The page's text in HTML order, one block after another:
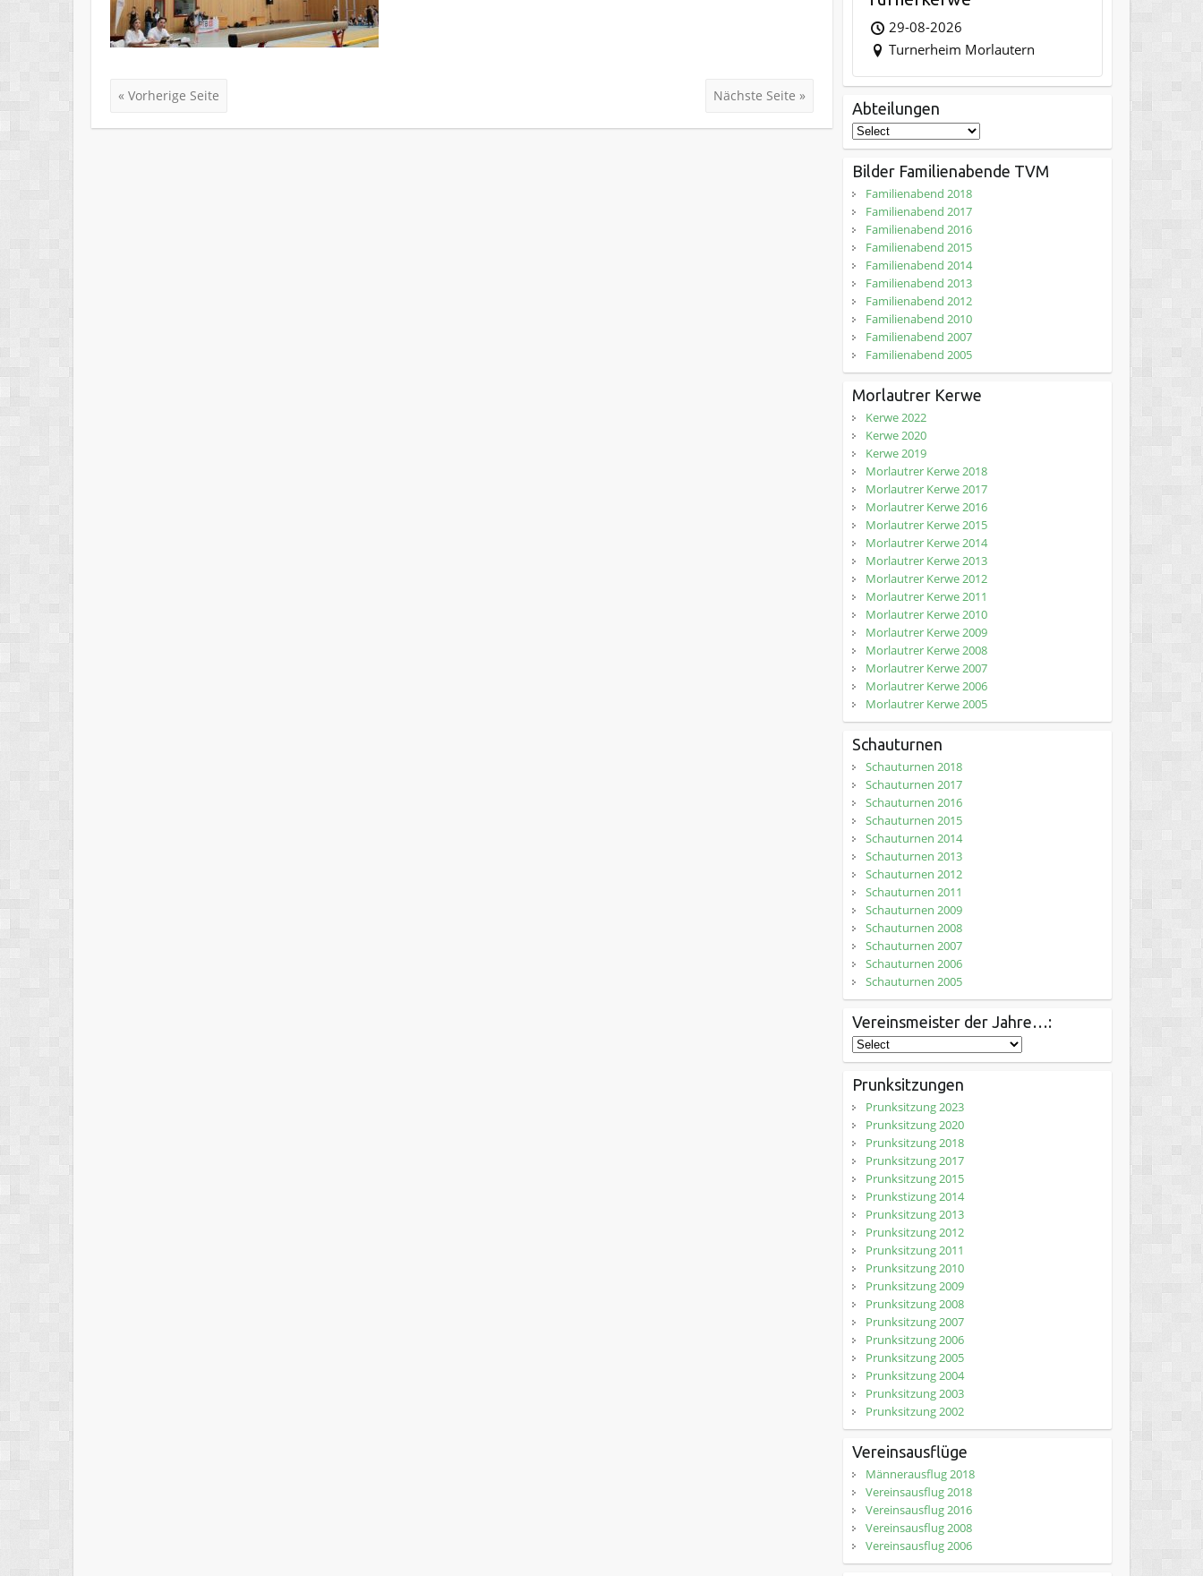
« Vorherige Seite Nächste Seite »
29-08-2026
Turnerheim Morlautern
Abteilungen
Bilder Familienabende TVM
Familienabend 2018
Familienabend 2017
Familienabend 2016
Familienabend 2015
Familienabend 2014
Familienabend 2013
Familienabend 2012
Familienabend 2010
Familienabend 2007
Familienabend 2005
Morlautrer Kerwe
Kerwe 2022
Kerwe 2020
Kerwe 2019
Morlautrer Kerwe 2018
Morlautrer Kerwe 2017
Morlautrer Kerwe 2016
Morlautrer Kerwe 2015
Morlautrer Kerwe 2014
Morlautrer Kerwe 2013
Morlautrer Kerwe 2012
Morlautrer Kerwe 2011
Morlautrer Kerwe 2010
Morlautrer Kerwe 2009
Morlautrer Kerwe 2008
Morlautrer Kerwe 2007
Morlautrer Kerwe 2006
Morlautrer Kerwe 2005
Schauturnen
Schauturnen 2018
Schauturnen 2017
Schauturnen 2016
Schauturnen 2015
Schauturnen 2014
Schauturnen 2013
Schauturnen 2012
Schauturnen 2011
Schauturnen 2009
Schauturnen 2008
Schauturnen 2007
Schauturnen 2006
Schauturnen 2005
Vereinsmeister der Jahre…:
Prunksitzungen
Prunksitzung 2023
Prunksitzung 2020
Prunksitzung 2018
Prunksitzung 2017
Prunksitzung 2015
Prunkstizung 2014
Prunksitzung 2013
Prunksitzung 2012
Prunksitzung 2011
Prunksitzung 2010
Prunksitzung 2009
Prunksitzung 2008
Prunksitzung 2007
Prunksitzung 2006
Prunksitzung 2005
Prunksitzung 2004
Prunksitzung 2003
Prunksitzung 2002
Vereinsausflüge
Männerausflug 2018
Vereinsausflug 2018
Vereinsausflug 2016
Vereinsausflug 2008
Vereinsausflug 2006